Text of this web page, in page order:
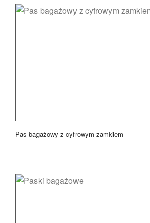
Pas bagażowy z cyfrowym zamkiem